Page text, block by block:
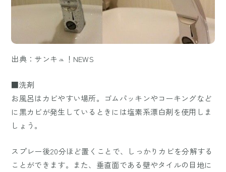
出典：サンキュ！NEWS
■洗剤
お風呂はカビやすい場所。ゴムパッキンやコーキングなど
に黒カビが発生しているときには塩素系漂白剤を使用しま
しょう。
スプレー後20分ほど置くことで、しっかりカビを分解する
ことができます。また、垂直面である壁やタイルの目地に